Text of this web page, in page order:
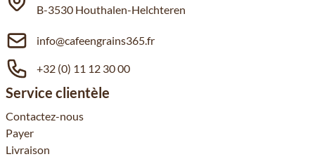
B-3530 Houthalen-Helchteren
info@cafeengrains365.fr
+32 (0) 11 12 30 00
Service clientèle
Contactez-nous
Payer
Livraison